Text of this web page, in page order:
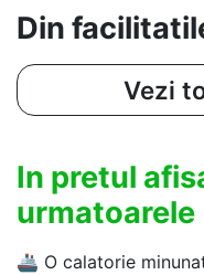
Din
Vezi
In pretul
urmatoarele
🚢 O calatorie